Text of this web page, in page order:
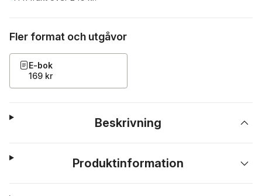
Fler format och utgåvor
E-bok
169 kr
Beskrivning
Produktinformation